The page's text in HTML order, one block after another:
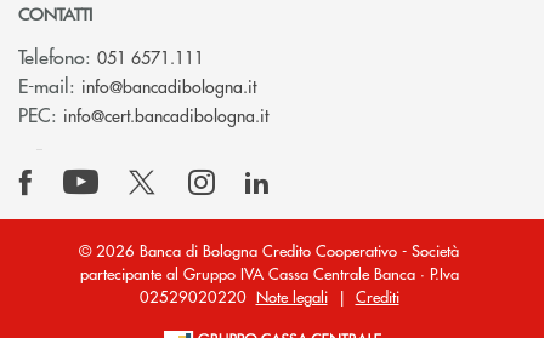
CONTATTI
Telefono: 051 6571.111
E-mail: info@bancadibologna.it(si apre l’app di posta elettronica)
PEC: info@cert.bancadibologna.it(si apre l’app di posta
© 2026 Banca di Bologna Credito Cooperativo - Società
partecipante al Gruppo IVA Cassa Centrale Banca · P.Iva
02529020220 Note legali| Crediti